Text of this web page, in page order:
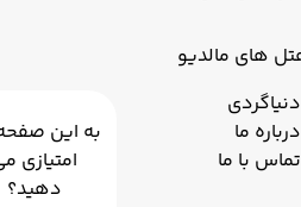
های مالدیو
دنیاگردی
درباره ما
تماس با ما
را به خانه بیاورید!
به این
امتیازی
دهید؟